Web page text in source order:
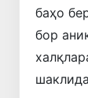
баҳо
бор